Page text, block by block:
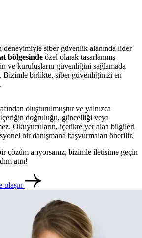
deneyimiyle siber güvenlik alanında lider
bölgesinde özel olarak tasarlanmış
ve kuruluşların güvenliğini sağlamada
Bizimle birlikte, siber güvenliğinizi en
oluşturulmuştur ve yalnızca
doğruluğu, güncelliği veya
Okuyucuların, içerikte yer alan bilgileri
bir danışmana başvurmaları önerilir.
çözüm arıyorsanız, bizimle iletişime geçin
atın!